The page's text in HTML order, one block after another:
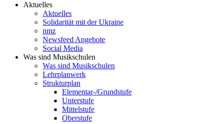
Aktuelles
Aktuelles
Solidarität mit der Ukraine
nmz
Newsfeed Angebote
Social Media
Was sind Musikschulen
Was sind Musikschulen
Lehrplanwerk
Strukturplan
Elementar-/Grundstufe
Unterstufe
Mittelstufe
Oberstufe